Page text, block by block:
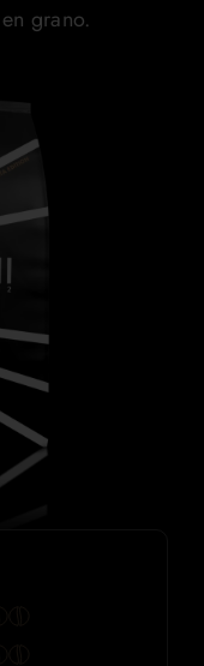
grano.